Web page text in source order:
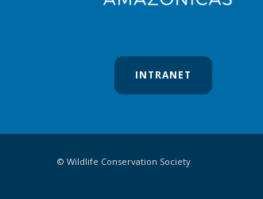
INTRANET
© Wildlife Conservation Society